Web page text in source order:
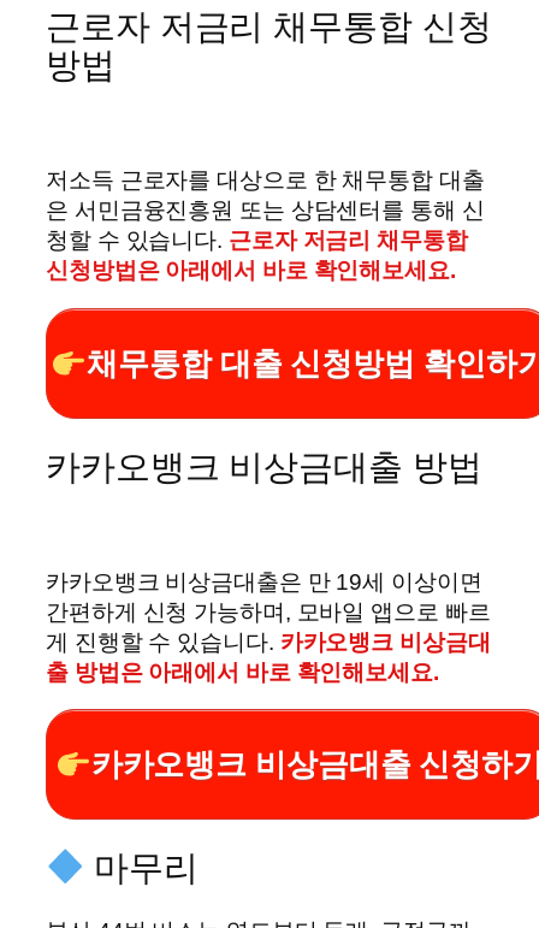
근로자 저금리 채무통합 신청
방법
저소득 근로자를 대상으로 한 채무통합 대출
은 서민금융진흥원 또는 상담센터를 통해 신
청할 수 있습니다. 근로자 저금리 채무통합
신청방법은 아래에서 바로 확인해보세요.
채무통합 대출 신청방법 확인하
카카오뱅크 비상금대출 방법
카카오뱅크 비상금대출은 만 19세 이상이면
간편하게 신청 가능하며, 모바일 앱으로 빠르
게 진행할 수 있습니다. 카카오뱅크 비상금대
출 방법은 아래에서 바로 확인해보세요.
카카오뱅크 비상금대출 신청하
마무리